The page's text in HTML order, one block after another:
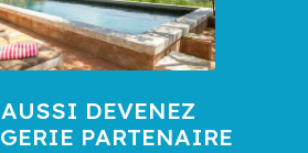
DEVENEZ
PARTENAIRE